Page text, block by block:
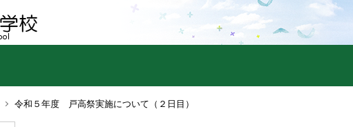
令和５年度 戸高祭実施について（２日目）